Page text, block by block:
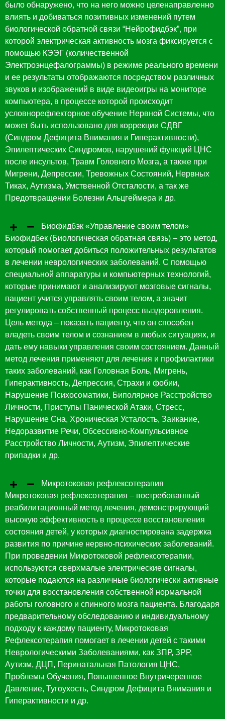
было обнаружено, что на него можно целенаправленно
влиять и добиваться позитивных изменений путем
биологической обратной связи “Нейрофидбэк”, при
которой электрическая активность мозга фиксируется с
помощью КЭЭГ (количественной
Электроэнцефалограммы) в режиме реального времени
и ее результаты отображаются посредством различных
звуков и изображений в виде видеоигры на мониторе
компьютера, в процессе которой происходит
условнорефлекторное обучение Нервной Системы, что
может быть использовано для коррекции СДВГ
(Синдром Дефицита Внимания и Гиперактивности),
Эпилептических Синдромов, нарушений функций ЦНС
после инсультов, Травм Головного Мозга, а также при
Мигрени, Депрессии, Тревожных Состояний, Нервных
Тиках, Аутизма, Умственной Отсталости, а так же
Предотвращении Болезни Альцгеймера и др.
Биофидбэк «Управление своим телом»
Биофидбек (Биологическая обратная связь) – это метод,
который помогает добиться положительных результатов
в лечении неврологических заболеваний. С помощью
специальной аппаратуры и компьютерных технологий,
которые принимают и анализируют мозговые сигналы,
пациент учится управлять своим телом, а значит
регулировать собственный процесс выздоровления.
Цель метода – показать пациенту, что он способен
владеть своим телом и сознанием в любых ситуациях, и
дать ему навыки управления своим состоянием. Данный
метод лечения применяют для лечения и профилактики
таких заболеваний, как Головная Боль, Мигрень,
Гиперактивность, Депрессия, Страхи и фобии,
Нарушение Психосоматики, Биполярное Расстройство
Личности, Приступы Панической Атаки, Стресс,
Нарушение Сна, Хроническая Усталость, Заикание,
Недоразвитие Речи, Обсессивно-Компульсивное
Расстройство Личности, Аутизм, Эпилептические
припадки и др.
Микротоковая рефлексотерапия
Микротоковая рефлексотерапия – востребованный
реабилитационный метод лечения, демонстрирующий
высокую эффективность в процессе восстановления
состояния детей, у которых диагностирована задержка
развития по причине нервно-психических заболеваний.
При проведении Микротоковой рефлексотерапии,
используются сверхмалые электрические сигналы,
которые подаются на различные биологически активные
точки для восстановления собственной нормальной
работы головного и спинного мозга пациента. Благодаря
предварительному обследованию и индивидуальному
подходу к каждому пациенту, Микротоковая
Рефлексотерапия помогает в лечении детей с такими
Неврологическими Заболеваниями, как ЗПР, ЗРР,
Аутизм, ДЦП, Перинатальная Патология ЦНС,
Проблемы Обучения, Повышенное Внутричерепное
Давление, Тугоухость, Синдром Дефицита Внимания и
Гиперактивности и др.